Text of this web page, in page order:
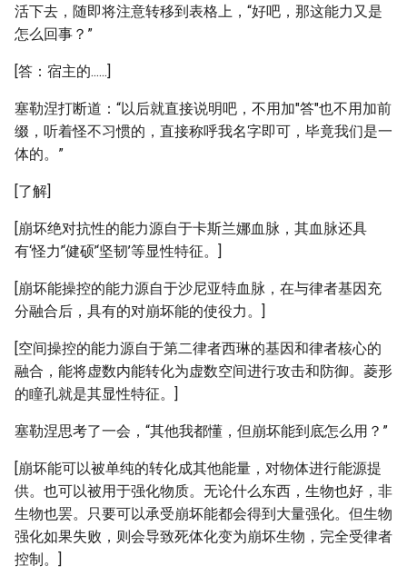
活下去，随即将注意转移到表格上，“好吧，那这能力又是
怎么回事？”
[答：宿主的......]
塞勒涅打断道：“以后就直接说明吧，不用加"答"也不用加前
缀，听着怪不习惯的，直接称呼我名字即可，毕竟我们是一
体的。”
[了解]
[崩坏绝对抗性的能力源自于卡斯兰娜血脉，其血脉还具
有‘怪力’‘健硕’‘坚韧’等显性特征。]
[崩坏能操控的能力源自于沙尼亚特血脉，在与律者基因充
分融合后，具有的对崩坏能的使役力。]
[空间操控的能力源自于第二律者西琳的基因和律者核心的
融合，能将虚数内能转化为虚数空间进行攻击和防御。菱形
的瞳孔就是其显性特征。]
塞勒涅思考了一会，“其他我都懂，但崩坏能到底怎么用？”
[崩坏能可以被单纯的转化成其他能量，对物体进行能源提
供。也可以被用于强化物质。无论什么东西，生物也好，非
生物也罢。只要可以承受崩坏能都会得到大量强化。但生物
强化如果失败，则会导致死体化变为崩坏生物，完全受律者
控制。]